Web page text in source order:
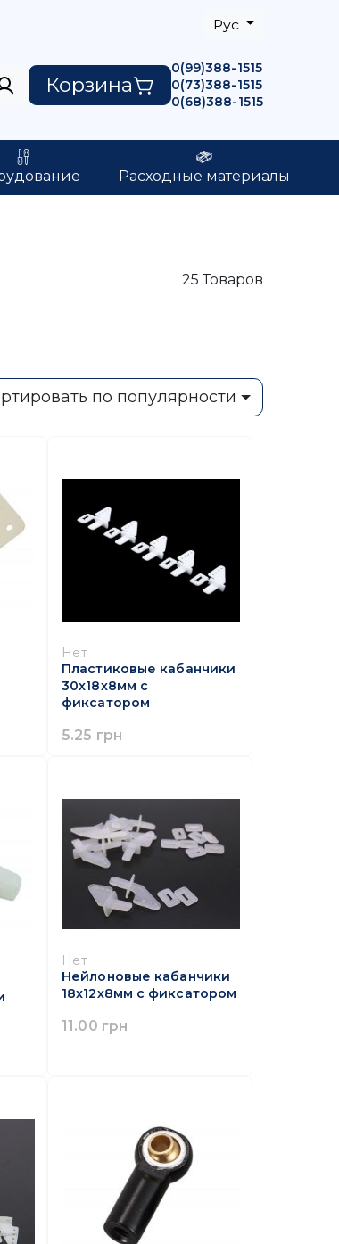
Рус
Корзина
0(99)388-1515
0(73)388-1515
0(68)388-1515
Расходные материалы
25 Товаров
по популярности
Нет
Пластиковые кабанчики
30х18х8мм с
фиксатором
5.25 грн
Нет
Нейлоновые кабанчики
18х12х8мм с фиксатором
11.00 грн